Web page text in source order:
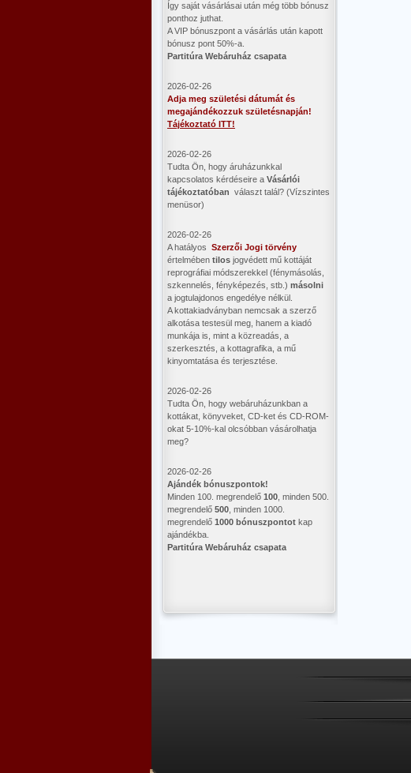
Így saját vásárlásai után még több bónusz
ponthoz juthat.
A VIP bónuszpont a vásárlás után kapott
bónusz pont 50%-a.
Partitúra Webáruház csapata
2026-02-26
Adja meg születési dátumát és
megajándékozzuk születésnapján!
Tájékoztató ITT!
2026-02-26
Tudta Ön, hogy áruházunkkal
kapcsolatos kérdéseire a Vásárlói
tájékoztatóban választ talál? (Vízszintes
menüsor)
2026-02-26
A hatályos Szerzői Jogi törvény
értelmében tilos jogvédett mű kottáját
reprográfiai módszerekkel (fénymásolás,
szkennelés, fényképezés, stb.) másolni
a jogtulajdonos engedélye nélkül.
A kottakiadványban nemcsak a szerző
alkotása testesül meg, hanem a kiadó
munkája is, mint a közreadás, a
szerkesztés, a kottagrafika, a mű
kinyomtatása és terjesztése.
2026-02-26
Tudta Ön, hogy webáruházunkban a
kottákat, könyveket, CD-ket és CD-ROM-
okat 5-10%-kal olcsóbban vásárolhatja
meg?
2026-02-26
Ajándék bónuszpontok!
Minden 100. megrendelő 100 , minden 500.
megrendelő 500 , minden 1000.
megrendelő 1000 bónuszpontot kap
ajándékba.
Partitúra Webáruház csapata